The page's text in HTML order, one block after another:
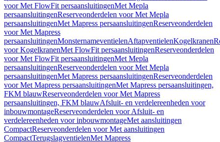
voor Met FlowFit persaansluitingenMet Mepla
persaansluitingenReserveonderdelen voor Met Mepla
persaansluitingenMet Mapress persaansluitingenReserveonderdelen
voor Met Mapress
persaansluitingenMonsternameventielenAftapventielenKogelkranen
voor KogelkranenMet FlowFit persaansluitingenReserveonderdelen
voor Met FlowFit persaansluitingenMet Mepla
persaansluitingenReserveonderdelen voor Met Mepla
persaansluitingenMet Mapress persaansluitingenReserveonderdelen
voor Met Mapress persaansluitingenMet Mapress persaansluitingen,
FKM blauwReserveonderdelen voor Met Mapress
persaansluitingen, FKM blauwAfsluit- en verdelereenheden voor
inbouwmontageReserveonderdelen voor Afsluit- en
verdelereenheden voor inbouwmontageMet aansluitingen
CompactReserveonderdelen voor Met aansluitingen
CompactTerugslagventielenMet Mapress